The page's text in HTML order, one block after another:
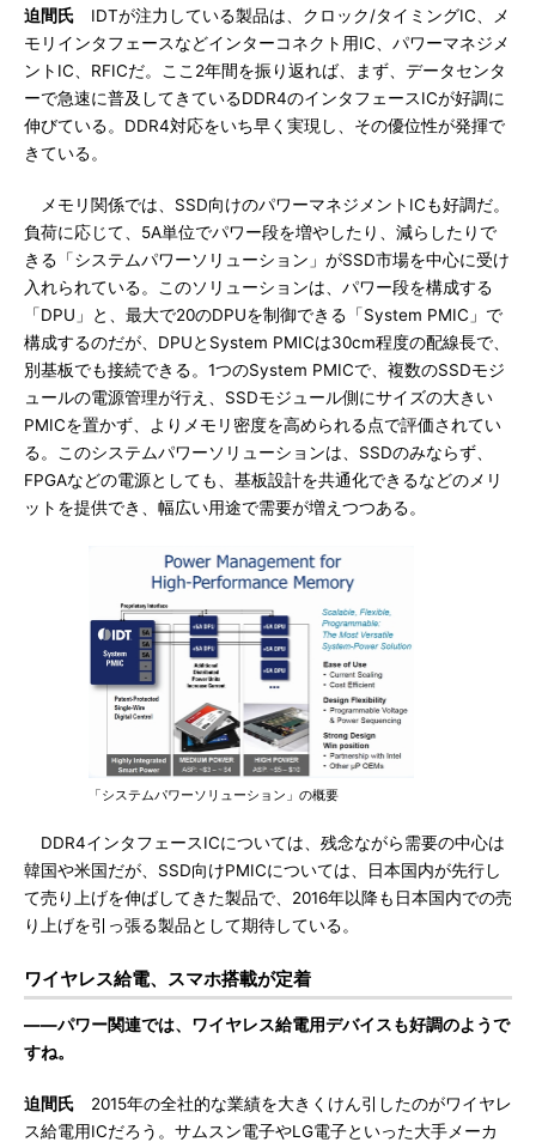
迫間氏 IDTが注力している製品は、クロック/タイミングIC、メ
モリインタフェースなどインターコネクト用IC、パワーマネジメ
ントIC、RFICだ。ここ2年間を振り返れば、まず、データセンタ
ーで急速に普及してきているDDR4のインタフェースICが好調に
伸びている。DDR4対応をいち早く実現し、その優位性が発揮で
きている。
メモリ関係では、SSD向けのパワーマネジメントICも好調だ。
負荷に応じて、5A単位でパワー段を増やしたり、減らしたりで
きる「システムパワーソリューション」がSSD市場を中心に受け
入れられている。このソリューションは、パワー段を構成する
「DPU」と、最大で20のDPUを制御できる「System PMIC」で
構成するのだが、DPUとSystem PMICは30cm程度の配線長で、
別基板でも接続できる。1つのSystem PMICで、複数のSSDモジ
ュールの電源管理が行え、SSDモジュール側にサイズの大きい
PMICを置かず、よりメモリ密度を高められる点で評価されてい
る。このシステムパワーソリューションは、SSDのみならず、
FPGAなどの電源としても、基板設計を共通化できるなどのメリ
ットを提供でき、幅広い用途で需要が増えつつある。
「システムパワーソリューション」の概要
DDR4インタフェースICについては、残念ながら需要の中心は
韓国や米国だが、SSD向けPMICについては、日本国内が先行し
て売り上げを伸ばしてきた製品で、2016年以降も日本国内での売
り上げを引っ張る製品として期待している。
ワイヤレス給電、スマホ搭載が定着
――パワー関連では、ワイヤレス給電用デバイスも好調のようで
すね。
迫間氏 2015年の全社的な業績を大きくけん引したのがワイヤレ
ス給電用ICだろう。サムスン電子やLG電子といった大手メーカ